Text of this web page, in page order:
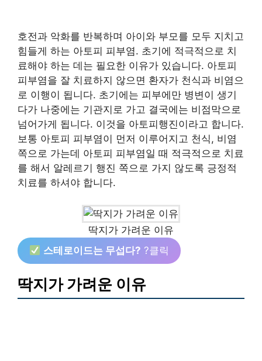
호전과 악화를 반복하며 아이와 부모를 모두 지치고
힘들게 하는 아토피 피부염. 초기에 적극적으로 치
료해야 하는 데는 필요한 이유가 있습니다. 아토피
피부염을 잘 치료하지 않으면 환자가 천식과 비염으
로 이행이 됩니다. 초기에는 피부에만 병변이 생기
다가 나중에는 기관지로 가고 결국에는 비점막으로
넘어가게 됩니다. 이것을 아토피행진이라고 합니다.
보통 아토피 피부염이 먼저 이루어지고 천식, 비염
쪽으로 가는데 아토피 피부염일 때 적극적으로 치료
를 해서 알레르기 행진 쪽으로 가지 않도록 긍정적
치료를 하셔야 합니다.
딱지가 가려운 이유
스테로이드는 무섭다? ?클릭
딱지가 가려운 이유